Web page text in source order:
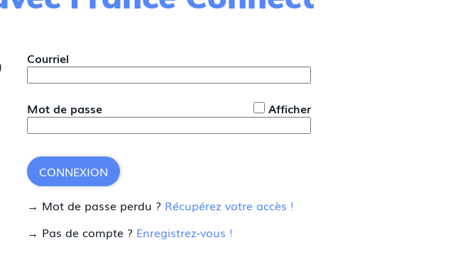
Courriel
Mot de passe Afficher
CONNEXION
→ Mot de passe perdu ? Récupérez votre accès !
→ Pas de compte ? Enregistrez-vous !